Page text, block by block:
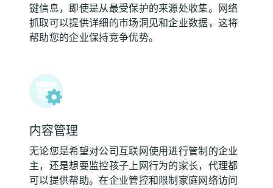
键信息，即使是从最受保护的来源处收集。网络
抓取可以提供详细的市场洞见和企业数据，这将
帮助您的企业保持竞争优势。
内容管理
无论您是希望对公司互联网使用进行管制的企业
主，还是想要监控孩子上网行为的家长，代理都
可以提供帮助。在企业管控和限制家庭网络访问